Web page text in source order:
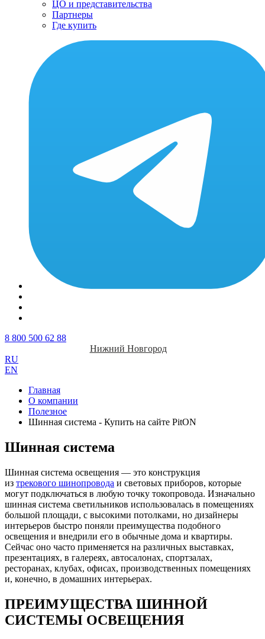
ЦО и представительства
Партнеры
Где купить
8 800 500 62 88
Нижний Новгород
RU
EN
Главная
О компании
Полезное
Шинная система - Купить на сайте PitON
Шинная система
Шинная система освещения — это конструкция
из трекового шинопровода и световых приборов, которые
могут подключаться в любую точку токопровода. Изначально
шинная система светильников использовалась в помещениях
большой площади, с высокими потолками, но дизайнеры
интерьеров быстро поняли преимущества подобного
освещения и внедрили его в обычные дома и квартиры.
Сейчас оно часто применяется на различных выставках,
презентациях, в галереях, автосалонах, спортзалах,
ресторанах, клубах, офисах, производственных помещениях
и, конечно, в домашних интерьерах.
ПРЕИМУЩЕСТВА ШИННОЙ
СИСТЕМЫ ОСВЕЩЕНИЯ